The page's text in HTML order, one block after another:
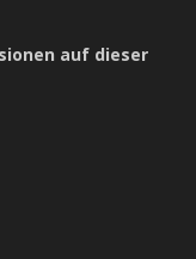
auf dieser